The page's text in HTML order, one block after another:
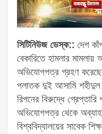
সিটিনিউজ ডেস্ক:: দেশ
বেকারিতে হামলার
অভিযোগপত্র গ্রহণ করেছে
পলাতক দুই আসামি শহীদুল
রিপনের বিরুদ্ধে
অভিযোগপত্র থেকে
বিশ্ববিদ্যালয়ের সাবেক